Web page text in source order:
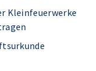
Kleinfeuerwerke